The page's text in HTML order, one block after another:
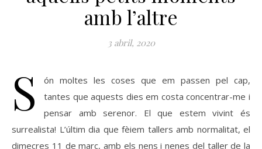
amb l’altre
3 abril, 2020
S
ón moltes les coses que em passen pel cap,
tantes que aquests dies em costa concentrar-me i
pensar amb serenor. El que estem vivint és
surrealista! L’últim dia que fèiem tallers amb normalitat, el
dimecres 11 de març, amb els nens i nenes del taller de la